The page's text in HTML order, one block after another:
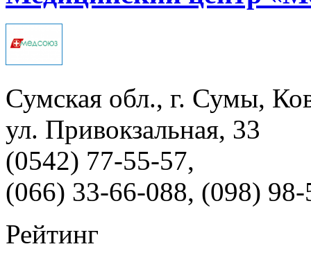
Сумская обл., г. Сумы,
ул. Привокзальная, 33
(0542) 77-55-57,
(066) 33-66-088, (098)
Рейтинг